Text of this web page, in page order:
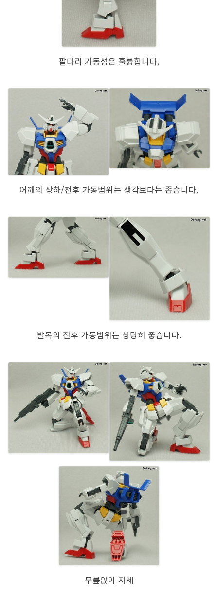
팔다리 가동성은 훌륭합니다.
어깨의 상하/전후 가동범위는 생각보다는 좁습니다.
발목의 전후 가동범위는 상당히 좋습니다.
무릎앉아 자세